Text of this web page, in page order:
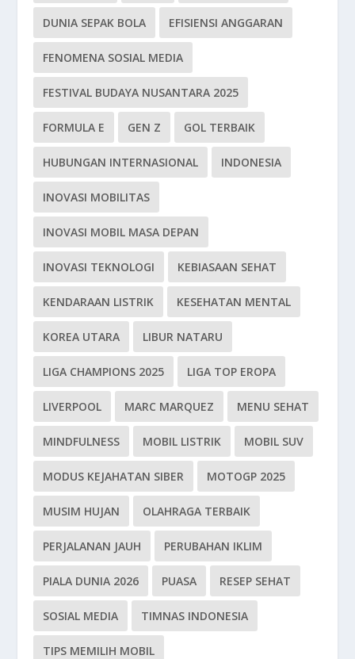
DUNIA SEPAK BOLA EFISIENSI ANGGARAN
FENOMENA SOSIAL MEDIA
FESTIVAL BUDAYA NUSANTARA 2025
FORMULA E GEN Z GOL TERBAIK
HUBUNGAN INTERNASIONAL INDONESIA
INOVASI MOBILITAS
INOVASI MOBIL MASA DEPAN
INOVASI TEKNOLOGI KEBIASAAN SEHAT
KENDARAAN LISTRIK KESEHATAN MENTAL
KOREA UTARA LIBUR NATARU
LIGA CHAMPIONS 2025 LIGA TOP EROPA
LIVERPOOL MARC MARQUEZ MENU SEHAT
MINDFULNESS MOBIL LISTRIK MOBIL SUV
MODUS KEJAHATAN SIBER MOTOGP 2025
MUSIM HUJAN OLAHRAGA TERBAIK
PERJALANAN JAUH PERUBAHAN IKLIM
PIALA DUNIA 2026 PUASA RESEP SEHAT
SOSIAL MEDIA TIMNAS INDONESIA
TIPS MEMILIH MOBIL